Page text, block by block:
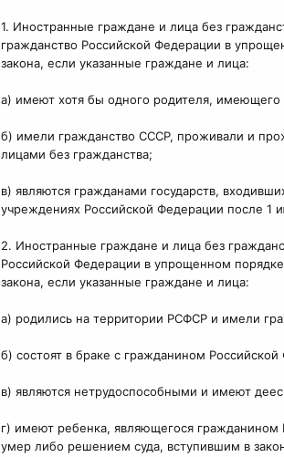
1. Иностранные граждане и лица без
гражданство Российской Федерации в
закона, если указанные граждане и лица:
а) имеют хотя бы одного родителя,
б) имели гражданство СССР, проживали и
лицами без гражданства;
в) являются гражданами государств,
учреждениях Российской Федерации после 1
2. Иностранные граждане и лица без
Российской Федерации в упрощенном
закона, если указанные граждане и лица:
а) родились на территории РСФСР и имели
б) состоят в браке с гражданином
в) являются нетрудоспособными и имеют
г) имеют ребенка, являющегося гражданином
умер либо решением суда, вступившим в